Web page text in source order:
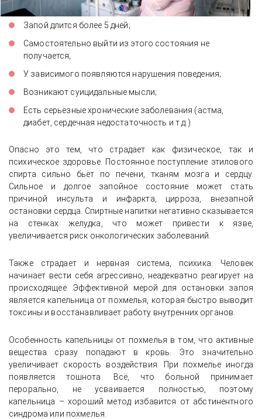
Запой длится более 5 дней;
Самостоятельно выйти из этого состояния не
получается;
У зависимого появляются нарушения поведения;
Возникают суицидальные мысли;
Есть серьёзные хронические заболевания (астма,
диабет, сердечная недостаточность и т.д.)
Опасно это тем, что страдает как физическое, так и
психическое здоровье. Постоянное поступление этилового
спирта сильно бьёт по печени, тканям мозга и сердцу.
Сильное и долгое запойное состояние может стать
причиной инсульта и инфаркта, цирроза, внезапной
остановки сердца. Спиртные напитки негативно сказывается
на стенках желудка, что может привести к язве,
увеличивается риск онкологических заболеваний.
Также страдает и нервная система, психика. Человек
начинает вести себя агрессивно, неадекватно реагирует на
происходящее. Эффективной мерой для остановки запоя
является капельница от похмелья, которая быстро выводит
токсины и восстанавливает работу внутренних органов.
Особенность капельницы от похмелья в том, что активные
вещества сразу попадают в кровь. Это значительно
увеличивает скорость воздействия. При похмелье иногда
появляется тошнота. Всё, что больной принимает
перорально, не усваивается полностью, поэтому
капельница – хороший метод избавится от абстинентного
синдрома или похмелья.